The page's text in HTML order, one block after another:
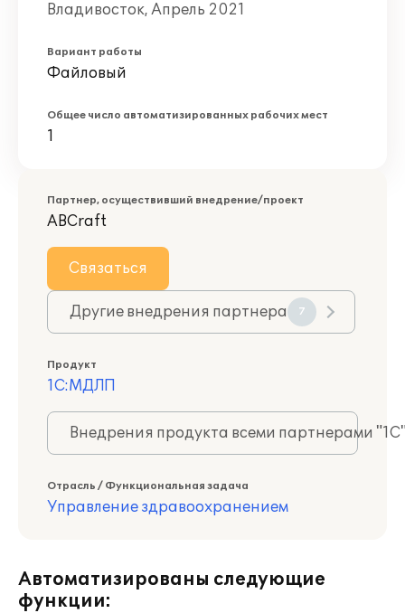
Владивосток, Апрель 2021
Вариант работы
Файловый
Общее число автоматизированных рабочих мест
1
Партнер, осуществивший внедрение/проект
ABCraft
Связаться
Другие внедрения партнера 7
Продукт
1С:МДЛП
Внедрения продукта всеми партнерами
Отрасль / Функциональная задача
Управление здравоохранением
Автоматизированы следующие
функции: